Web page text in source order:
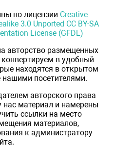
по лицензии Creative
3.0 Unported CC BY-SA
License (GFDL)
авторство размещенных
в удобный
находятся в открытом
нашими посетителями.
авторского права
материал и намерены
ссылки на место
материалов,
к администратору